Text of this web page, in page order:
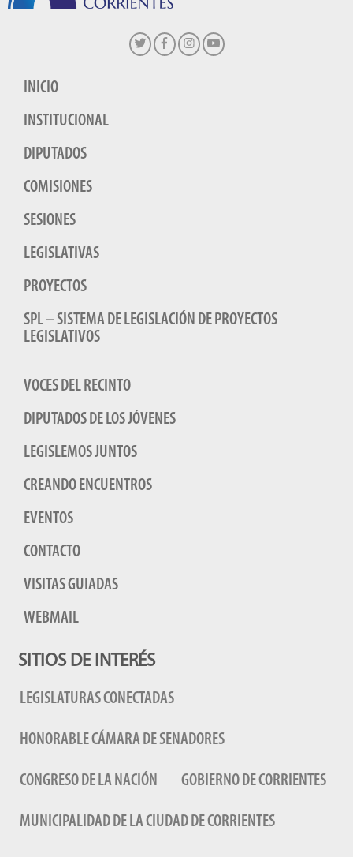
INICIO
INSTITUCIONAL
DIPUTADOS
COMISIONES
SESIONES
LEGISLATIVAS
PROYECTOS
SPL – SISTEMA DE LEGISLACIÓN DE PROYECTOS
LEGISLATIVOS
VOCES DEL RECINTO
DIPUTADOS DE LOS JÓVENES
LEGISLEMOS JUNTOS
CREANDO ENCUENTROS
EVENTOS
CONTACTO
VISITAS GUIADAS
WEBMAIL
SITIOS DE INTERÉS
LEGISLATURAS CONECTADAS
HONORABLE CÁMARA DE SENADORES
CONGRESO DE LA NACIÓN GOBIERNO DE CORRIENTES
MUNICIPALIDAD DE LA CIUDAD DE CORRIENTES